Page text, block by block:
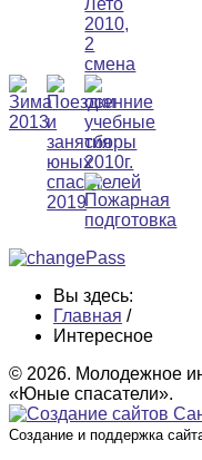
Вы здесь:
Главная /
Интересное
© 2026. Молодежное
«Юные спасатели».
Создание и поддержка